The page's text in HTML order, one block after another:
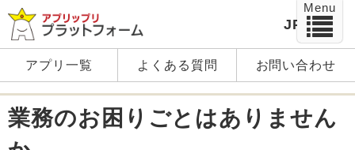
JP EN
アプリ一覧 よくある質問 お問い合わせ
業務のお困りごとはありません
Menu